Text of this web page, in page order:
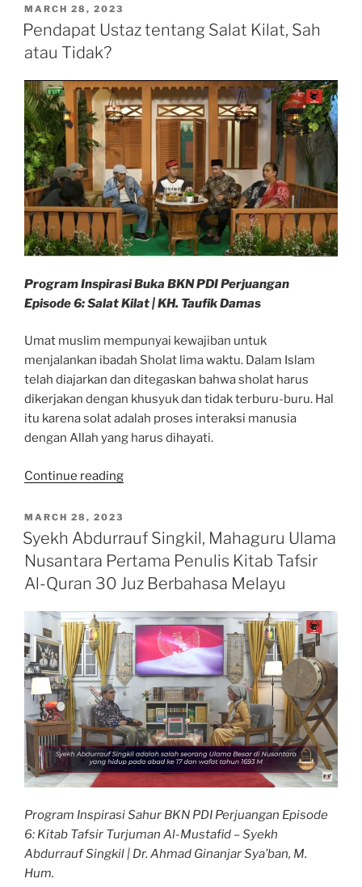
Pernah
POSTED
ON
MARCH 28, 2023
Pendapat Ustaz tentang Salat Kilat, Sah
atau Tidak?
Program Inspirasi Buka BKN PDI Perjuangan
Episode 6: Salat Kilat | KH. Taufik Damas
Umat muslim mempunyai kewajiban untuk
menjalankan ibadah Sholat lima waktu. Dalam Islam
telah diajarkan dan ditegaskan bahwa sholat harus
dikerjakan dengan khusyuk dan tidak terburu-buru. Hal
itu karena solat adalah proses interaksi manusia
dengan Allah yang harus dihayati.
Continue reading“Pendapat
Salat
Kilat,
Sah
atau
Tidak?”
POSTED
ON
MARCH 28, 2023
Syekh Abdurrauf Singkil, Mahaguru Ulama
Nusantara Pertama Penulis Kitab Tafsir
Al-Quran 30 Juz Berbahasa Melayu
Program Inspirasi Sahur BKN PDI Perjuangan Episode
6: Kitab Tafsir Turjuman Al-Mustafid – Syekh
Abdurrauf Singkil | Dr. Ahmad Ginanjar Sya’ban, M.
Hum.